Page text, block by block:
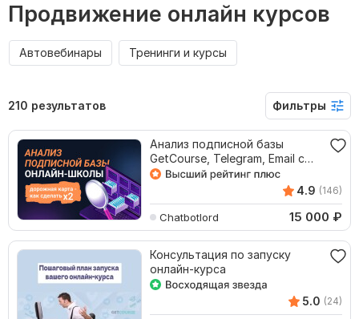
Продвижение онлайн курсов
Автовебинары Тренинги и курсы
210 результатов Фильтры
Анализ подписной базы
GetCourse, Telegram, Email с
рекомендациями
4.9 (146)
Chatbotlord 15 000 ₽
Консультация по запуску
онлайн-курса
5.0 (24)